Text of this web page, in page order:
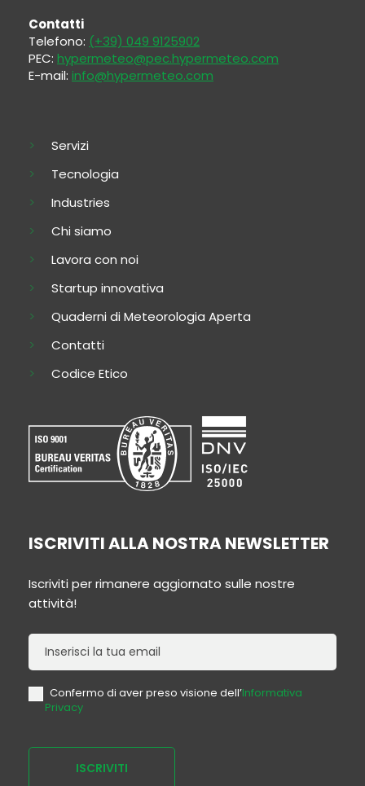
Contatti
Telefono: (+39) 049 9125902
PEC: hypermeteo@pec.hypermeteo.com
E-mail: info@hypermeteo.com
Servizi
Tecnologia
Industries
Chi siamo
Lavora con noi
Startup innovativa
Quaderni di Meteorologia Aperta
Contatti
Codice Etico
ISCRIVITI ALLA NOSTRA NEWSLETTER
Iscriviti per rimanere aggiornato sulle nostre
attività!
Newsletter
Confermo di aver preso visione dell’Informativa
Privacy
ISCRIVITI